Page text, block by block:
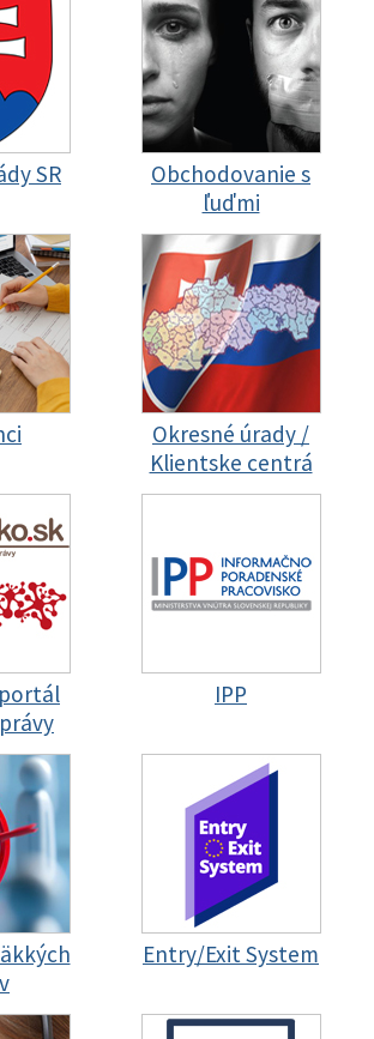
SR
Obchodovanie s
ľuďmi
Okresné úrady /
Klientske centrá
IPP
Entry/Exit System